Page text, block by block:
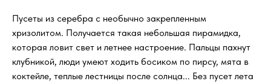
Пусеты из серебра с необычно закрепленным
хризолитом. Получается такая небольшая пирамидка,
которая ловит свет и летнее настроение. Пальцы пахнут
клубникой, люди умеют ходить босиком по пирсу, мята в
коктейле, теплые лестницы после солнца... Без пусет лета